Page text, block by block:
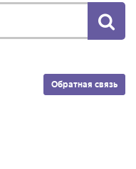
Обратная связь